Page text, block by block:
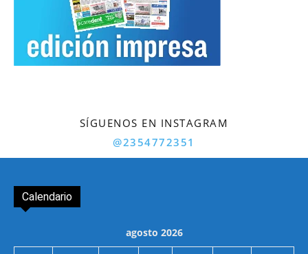
SÍGUENOS EN INSTAGRAM
@2354772351
Calendario
agosto 2026